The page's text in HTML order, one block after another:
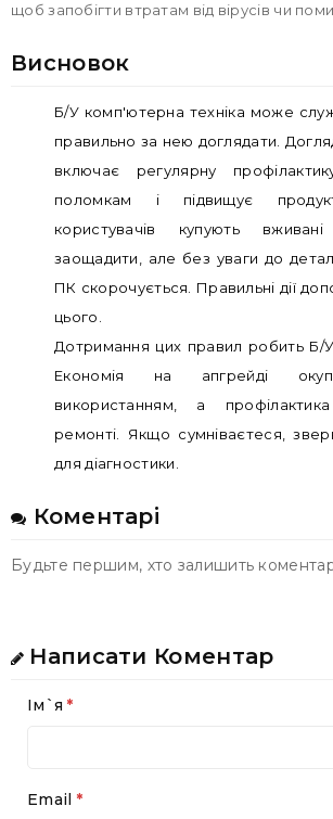
щоб запобігти втратам від вірусів чи
Висновок
Б/У комп'ютерна техніка може
правильно за нею доглядати.
включає регулярну
поломкам і підвищує
користувачів купують
заощадити, але без уваги до
ПК скорочується. Правильні дії
цього.
Дотримання цих правил робить Б/У
Економія на апгрейді
використанням, а
ремонті. Якщо сумніваєтеся,
для діагностики.
Коментарі
Будьте першим, хто залишить
Написати Коментар
Ім`я
Email